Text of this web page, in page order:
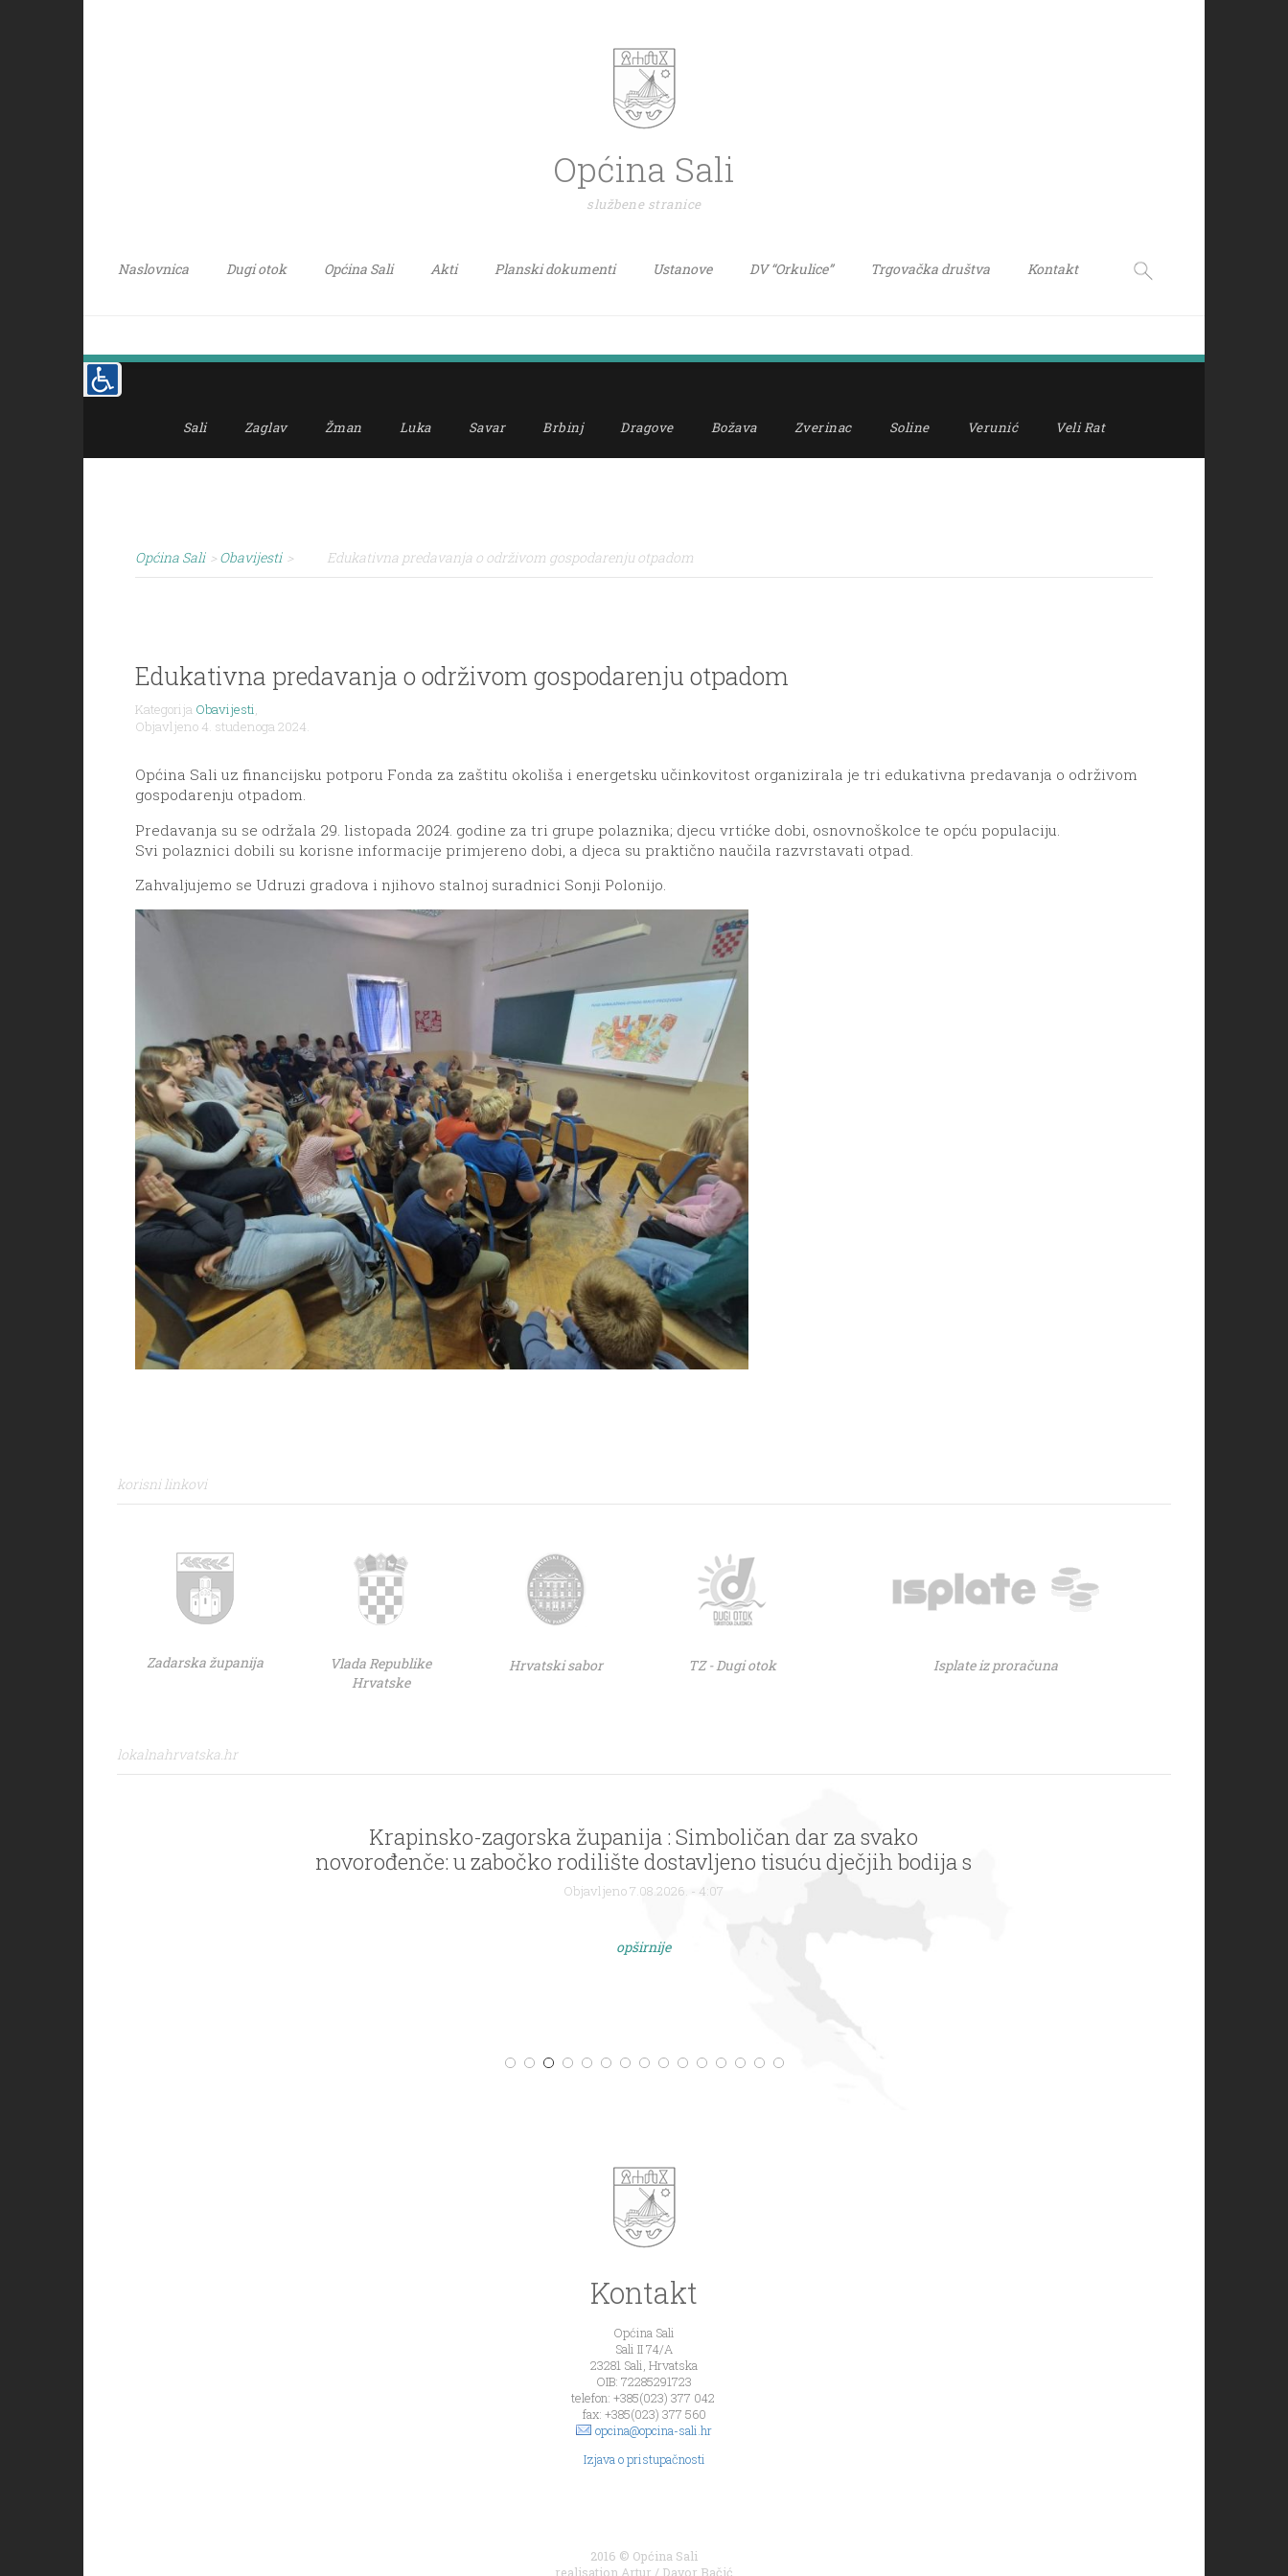
Općina Sali
službene stranice
Naslovnica Dugi otok Općina Sali Akti Planski dokumenti Ustanove DV “Orkulice” Trgovačka društva Kontakt
Sali Zaglav Žman Luka Savar Brbinj Dragove Božava Zverinac Soline Verunić Veli Rat
Općina Sali > Obavijesti > Edukativna predavanja o održivom gospodarenju otpadom
Edukativna predavanja o održivom gospodarenju otpadom
Kategorija Obavijesti,
Objavljeno 4. studenoga 2024.
Općina Sali uz financijsku potporu Fonda za zaštitu okoliša i energetsku učinkovitost organizirala je tri edukativna predavanja o održivom
gospodarenju otpadom.
Predavanja su se održala 29. listopada 2024. godine za tri grupe polaznika; djecu vrtićke dobi, osnovnoškolce te opću populaciju.
Svi polaznici dobili su korisne informacije primjereno dobi, a djeca su praktično naučila razvrstavati otpad.
Zahvaljujemo se Udruzi gradova i njihovo stalnoj suradnici Sonji Polonijo.
korisni linkovi
Zadarska županija
Vlada Republike
Hrvatske
Hrvatski sabor TZ - Dugi otok Isplate iz proračuna
lokalnahrvatska.hr
Krapinsko-zagorska županija : Simboličan dar za svako
novorođenče: u zabočko rodilište dostavljeno tisuću dječjih bodija s
logom Zagorje – bajka na dlanu
Objavljeno 7.08.2026. - 4:07
opširnije
Kontakt
Općina Sali
Sali II 74/A
23281 Sali, Hrvatska
OIB: 72285291723
telefon: +385(023) 377 042
fax: +385(023) 377 560
opcina@opcina-sali.hr
Izjava o pristupačnosti
2016 © Općina Sali
realisation Artur / Davor Bačić